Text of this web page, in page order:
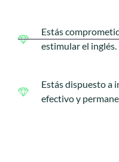
Estás
estimular el inglés.
Estás dispuesto a
efectivo y